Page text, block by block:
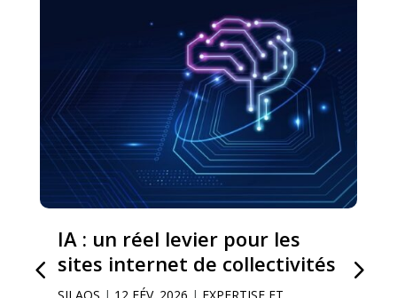
IA : un réel levier pour les
sites internet de collectivités